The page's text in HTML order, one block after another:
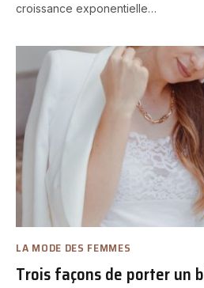
croissance exponentielle…
LA MODE DES FEMMES
Trois façons de porter un